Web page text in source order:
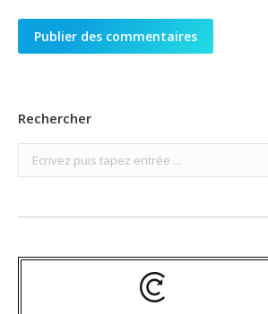
Publier des commentaires
Rechercher
Search: